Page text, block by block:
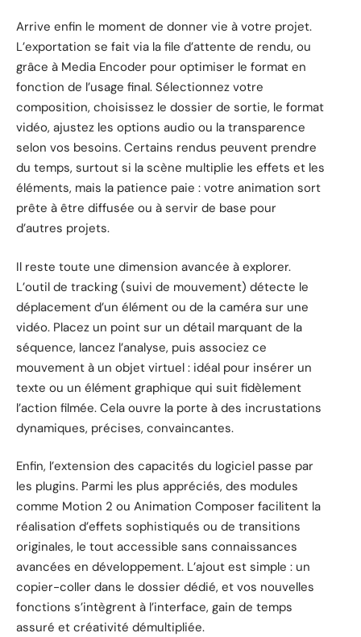
Arrive enfin le moment de donner vie à votre projet.
L’exportation se fait via la file d’attente de rendu, ou
grâce à Media Encoder pour optimiser le format en
fonction de l’usage final. Sélectionnez votre
composition, choisissez le dossier de sortie, le format
vidéo, ajustez les options audio ou la transparence
selon vos besoins. Certains rendus peuvent prendre
du temps, surtout si la scène multiplie les effets et les
éléments, mais la patience paie : votre animation sort
prête à être diffusée ou à servir de base pour
d’autres projets.
Il reste toute une dimension avancée à explorer.
L’outil de tracking (suivi de mouvement) détecte le
déplacement d’un élément ou de la caméra sur une
vidéo. Placez un point sur un détail marquant de la
séquence, lancez l’analyse, puis associez ce
mouvement à un objet virtuel : idéal pour insérer un
texte ou un élément graphique qui suit fidèlement
l’action filmée. Cela ouvre la porte à des incrustations
dynamiques, précises, convaincantes.
Enfin, l’extension des capacités du logiciel passe par
les plugins. Parmi les plus appréciés, des modules
comme Motion 2 ou Animation Composer facilitent la
réalisation d’effets sophistiqués ou de transitions
originales, le tout accessible sans connaissances
avancées en développement. L’ajout est simple : un
copier-coller dans le dossier dédié, et vos nouvelles
fonctions s’intègrent à l’interface, gain de temps
assuré et créativité démultipliée.